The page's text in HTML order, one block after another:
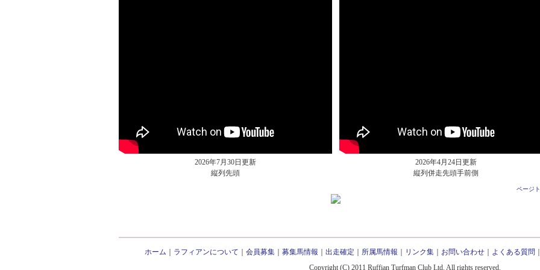
2026年7月30日更新
縦列先頭
2026年4月24日更新
縦列併走先頭手前側
ページ
ホーム ラフィアンについて 会員募集 募集馬情報 出走確定 所属馬情報 リンク集 お問い合わせ よくある質問
Copyright (C) 2011 Ruffian Turfman Club Ltd. All rights reserved.